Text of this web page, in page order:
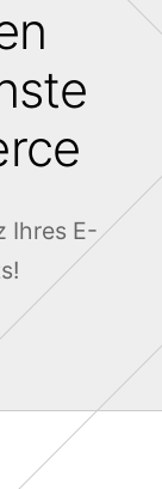
Ihres E-